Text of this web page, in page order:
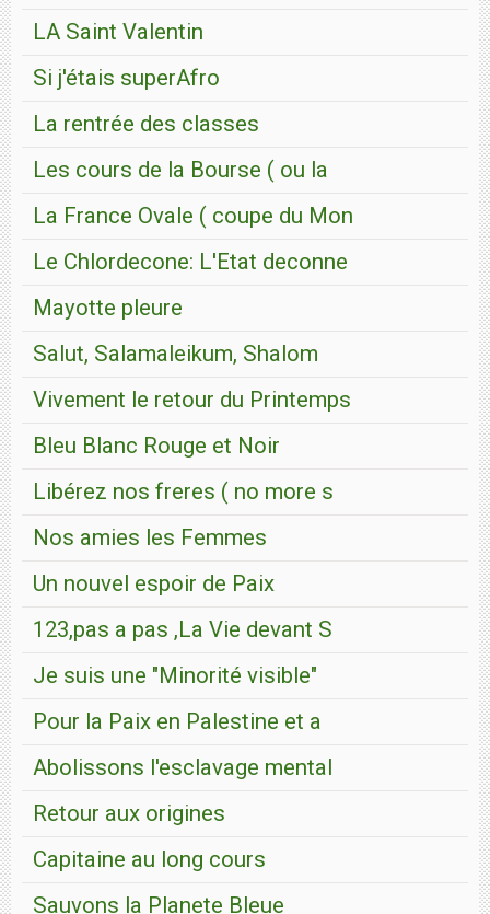
LA Saint Valentin
Si j'étais superAfro
La rentrée des classes
Les cours de la Bourse ( ou la
La France Ovale ( coupe du Mon
Le Chlordecone: L'Etat deconne
Mayotte pleure
Salut, Salamaleikum, Shalom
Vivement le retour du Printemps
Bleu Blanc Rouge et Noir
Libérez nos freres ( no more s
Nos amies les Femmes
Un nouvel espoir de Paix
123,pas a pas ,La Vie devant S
Je suis une "Minorité visible"
Pour la Paix en Palestine et a
Abolissons l'esclavage mental
Retour aux origines
Capitaine au long cours
Sauvons la Planete Bleue